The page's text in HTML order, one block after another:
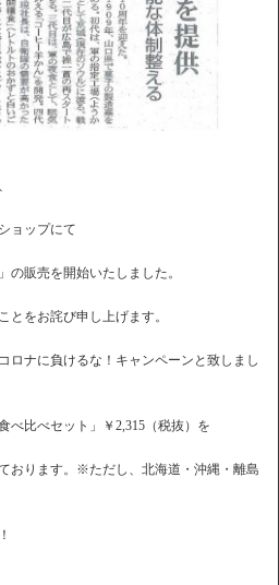
ョップにて
の販売を開始いたしました。
とをお詫び申し上げます。
ロナに負けるな！キャンペーンと致しまし
べ比べセット」￥2,315（税抜）を
おります。※ただし、北海道・沖縄・離島